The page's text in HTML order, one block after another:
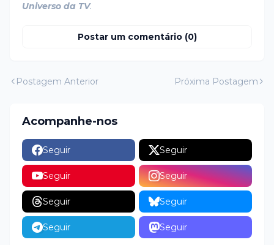
Universo da TV.
Postar um comentário (0)
Postagem Anterior Próxima Postagem
Acompanhe-nos
Seguir Seguir
Seguir Seguir
Seguir Seguir
Seguir Seguir